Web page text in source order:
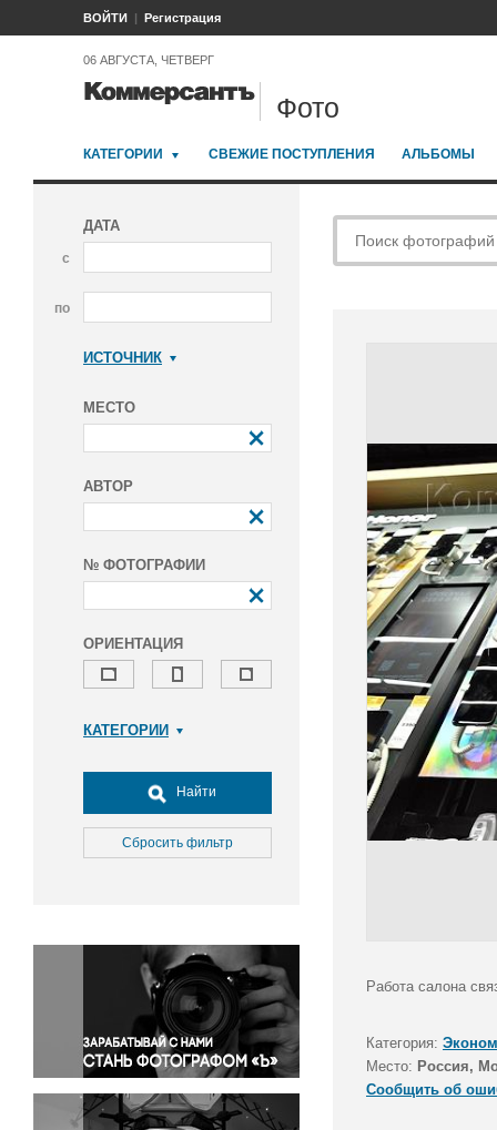
ВОЙТИ Регистрация
06 АВГУСТА, ЧЕТВЕРГ
Фото
КАТЕГОРИИ СВЕЖИЕ ПОСТУПЛЕНИЯ АЛЬБОМЫ
ДАТА
с
по
ИСТОЧНИК
МЕСТО
АВТОР
№ ФОТОГРАФИИ
ОРИЕНТАЦИЯ
КАТЕГОРИИ
Досуг, туризм и отдых
Культура
Медицина
Окружающая среда
Политика
Правосудие
Происшествия и конфликты
Религия
Светская жизнь
Спорт
Найти
Сбросить фильтр
Работа салона
Категория:
Место: Россия,
Сообщить об